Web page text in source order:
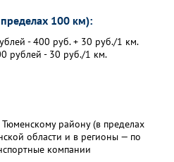
100 км):
- 400 руб. + 30 руб./1 км.
рублей - 30 руб./1 км.
району (в пределах
области и в регионы — по
компании